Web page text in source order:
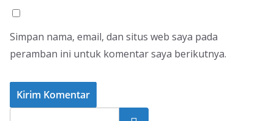
Simpan nama, email, dan situs web saya pada
peramban ini untuk komentar saya berikutnya.